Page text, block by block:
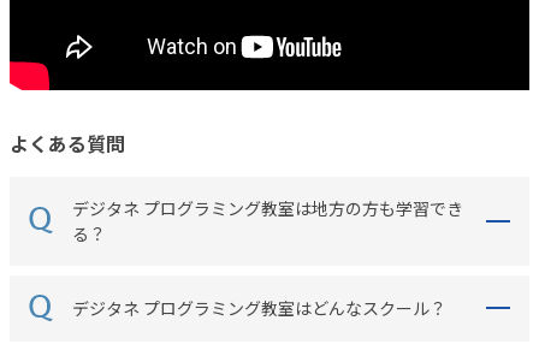
よくある質問
デジタネ プログラミング教室は地方の方も学習でき
る？
デジタネ プログラミング教室はどんなスクール？